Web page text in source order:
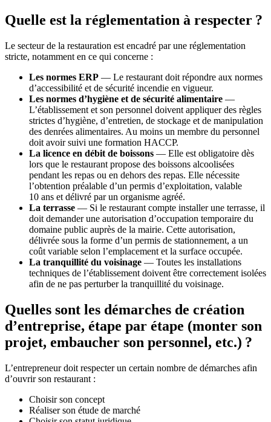
Quelle est la réglementation à respecter ?
Le secteur de la restauration est encadré par une réglementation
stricte, notamment en ce qui concerne :
Les normes ERP — Le restaurant doit répondre aux normes
d’accessibilité et de sécurité incendie en vigueur.
Les normes d’hygiène et de sécurité alimentaire —
L’établissement et son personnel doivent appliquer des règles
strictes d’hygiène, d’entretien, de stockage et de manipulation
des denrées alimentaires. Au moins un membre du personnel
doit avoir suivi une formation HACCP.
La licence en débit de boissons — Elle est obligatoire dès
lors que le restaurant propose des boissons alcoolisées
pendant les repas ou en dehors des repas. Elle nécessite
l’obtention préalable d’un permis d’exploitation, valable
10 ans et délivré par un organisme agréé.
La terrasse — Si le restaurant compte installer une terrasse, il
doit demander une autorisation d’occupation temporaire du
domaine public auprès de la mairie. Cette autorisation,
délivrée sous la forme d’un permis de stationnement, a un
coût variable selon l’emplacement et la surface occupée.
La tranquillité du voisinage — Toutes les installations
techniques de l’établissement doivent être correctement isolées
afin de ne pas perturber la tranquillité du voisinage.
Quelles sont les démarches de création
d’entreprise, étape par étape (monter son
projet, embaucher son personnel, etc.) ?
L’entrepreneur doit respecter un certain nombre de démarches afin
d’ouvrir son restaurant :
Choisir son concept
Réaliser son étude de marché